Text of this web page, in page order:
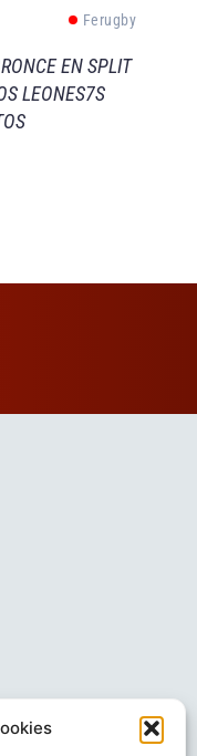
Ferugby
EN SPLIT
LEONES7S